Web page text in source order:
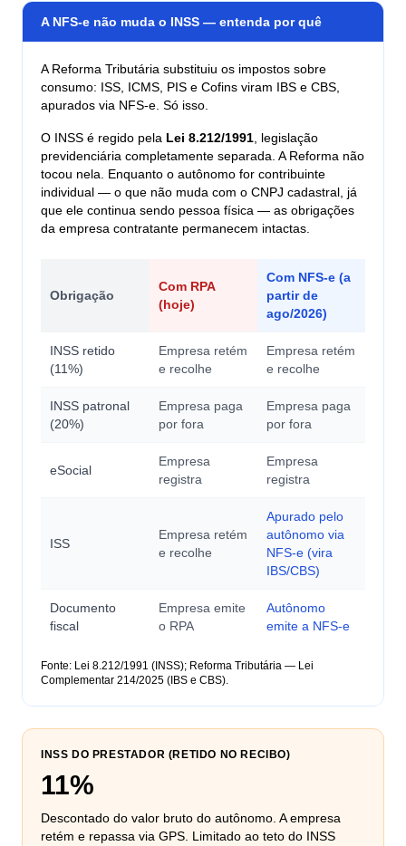
A NFS-e não muda o INSS — entenda por quê
A Reforma Tributária substituiu os impostos sobre
consumo: ISS, ICMS, PIS e Cofins viram IBS e CBS,
apurados via NFS-e. Só isso.
O INSS é regido pela Lei 8.212/1991 , legislação
previdenciária completamente separada. A Reforma não
tocou nela. Enquanto o autônomo for contribuinte
individual — o que não muda com o CNPJ cadastral, já
que ele continua sendo pessoa física — as obrigações
da empresa contratante permanecem intactas.
Obrigação
Com RPA
(hoje)
Com NFS-e (a
partir de
ago/2026)
INSS retido
(11%)
Empresa retém
e recolhe
Empresa retém
e recolhe
INSS patronal
(20%)
Empresa paga
por fora
Empresa paga
por fora
eSocial
Empresa
registra
Empresa
registra
ISS
Empresa retém
e recolhe
Apurado pelo
autônomo via
NFS-e (vira
IBS/CBS)
Documento
fiscal
Empresa emite
o RPA
Autônomo
emite a NFS-e
Fonte: Lei 8.212/1991 (INSS); Reforma Tributária — Lei
Complementar 214/2025 (IBS e CBS).
INSS DO PRESTADOR (RETIDO NO RECIBO)
11%
Descontado do valor bruto do autônomo. A empresa
retém e repassa via GPS. Limitado ao teto do INSS